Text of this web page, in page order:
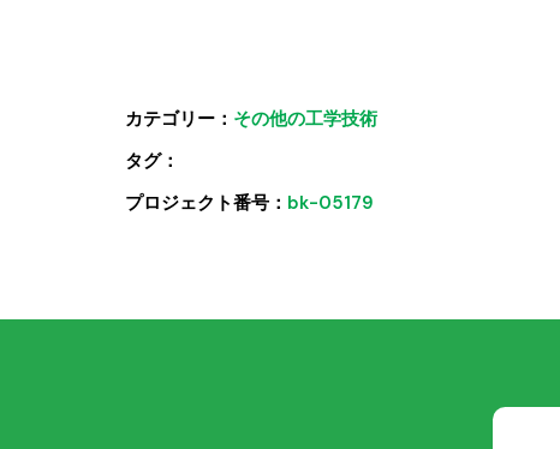
カテゴリー： その他の工学技術
タグ：
プロジェクト番号： bk-05179